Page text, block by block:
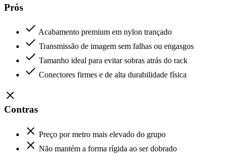
Prós
Acabamento premium em nylon trançado
Transmissão de imagem sem falhas ou engasgos
Tamanho ideal para evitar sobras atrás do rack
Conectores firmes e de alta durabilidade física
Contras
Preço por metro mais elevado do grupo
Não mantém a forma rígida ao ser dobrado